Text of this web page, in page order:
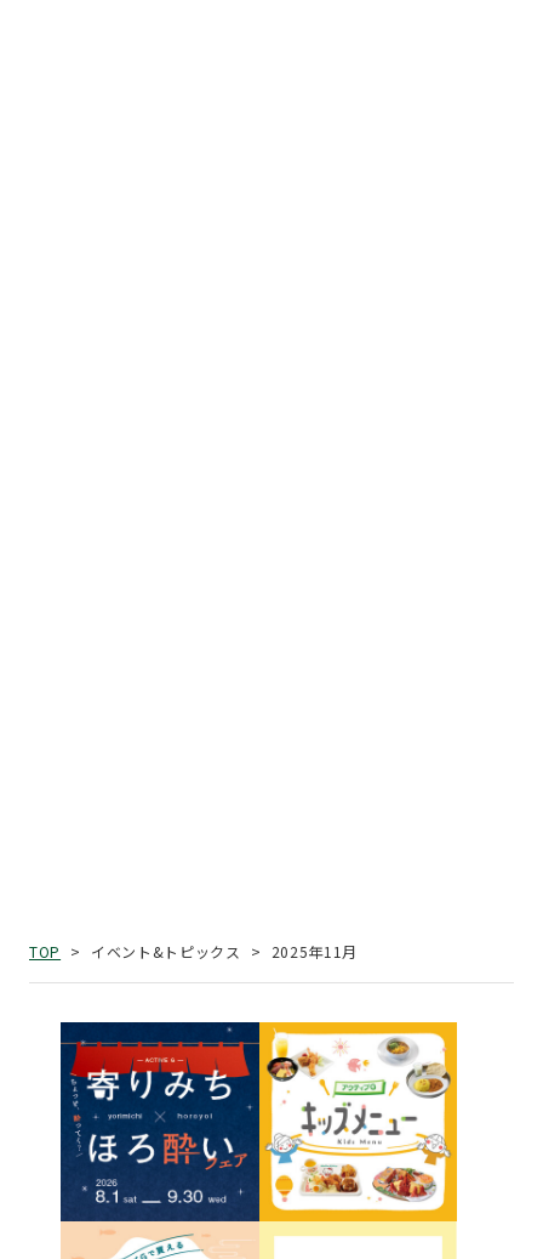
TOP イベント&トピックス 2025年11月